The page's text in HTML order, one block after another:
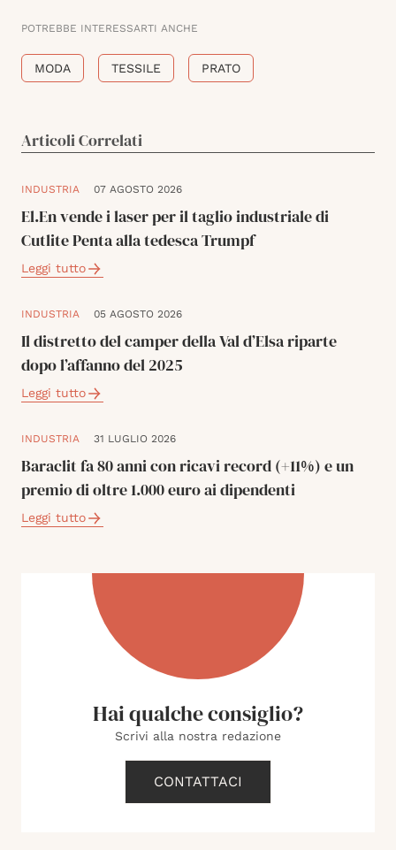
POTREBBE INTERESSARTI ANCHE
MODA TESSILE PRATO
Articoli Correlati
INDUSTRIA 07 AGOSTO 2026
El.En vende i laser per il taglio industriale di
Cutlite Penta alla tedesca Trumpf
Leggi tutto
INDUSTRIA 05 AGOSTO 2026
Il distretto del camper della Val d’Elsa riparte
dopo l’affanno del 2025
Leggi tutto
INDUSTRIA 31 LUGLIO 2026
Baraclit fa 80 anni con ricavi record (+11%) e un
premio di oltre 1.000 euro ai dipendenti
Leggi tutto
Hai qualche consiglio?
Scrivi alla nostra redazione
CONTATTACI